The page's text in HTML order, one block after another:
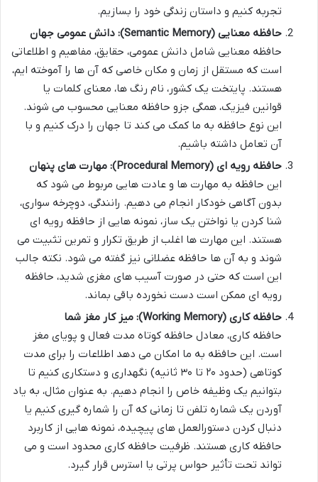
تجربه کنیم و داستان زندگی خود را بسازیم.
حافظه معنایی (Semantic Memory): دانش عمومی جهان
حافظه معنایی شامل دانش عمومی، حقایق، مفاهیم و اطلاعاتی
است که مستقل از زمان و مکان خاصی که آن ها را آموخته ایم،
هستند. پایتخت یک کشور، نام رنگ ها، معنای کلمات یا
قوانین فیزیک، همگی جزو حافظه معنایی محسوب می شوند.
این نوع حافظه به ما کمک می کند تا جهان را درک کنیم و با
آن تعامل داشته باشیم.
حافظه رویه ای (Procedural Memory): مهارت های پنهان
این حافظه به مهارت ها و عادت هایی مربوط می شود که
بدون آگاهی خودکار انجام می دهیم. رانندگی، دوچرخه سواری،
شنا کردن یا نواختن یک ساز، نمونه هایی از حافظه رویه ای
هستند. این مهارت ها اغلب از طریق تکرار و تمرین تثبیت می
شوند و به آن ها حافظه عضلانی نیز گفته می شود. نکته جالب
این است که حتی در صورت آسیب های مغزی شدید، حافظه
رویه ای ممکن است دست نخورده باقی بماند.
حافظه کاری (Working Memory): میز کار مغز شما
حافظه کاری، معادل حافظه کوتاه مدت فعال و پویای مغز
است. این حافظه به ما امکان می دهد اطلاعات را برای مدت
کوتاهی (حدود ۲۰ تا ۳۰ ثانیه) نگهداری و دستکاری کنیم تا
بتوانیم یک وظیفه خاص را انجام دهیم. به عنوان مثال، به یاد
آوردن یک شماره تلفن تا زمانی که آن را شماره گیری کنیم یا
دنبال کردن دستورالعمل های پیچیده، نمونه هایی از کاربرد
حافظه کاری هستند. ظرفیت حافظه کاری محدود است و می
تواند تحت تأثیر حواس پرتی یا استرس قرار گیرد.